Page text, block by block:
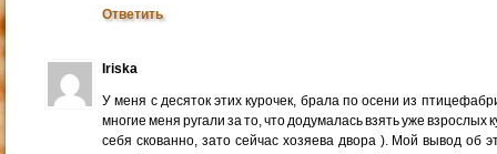
Ответить
Iriska
У меня с десяток этих курочек, брала по осени из
многие меня ругали за то, что додумалась взять уже
себя скованно, зато сейчас хозяева двора ). Мой вывод об